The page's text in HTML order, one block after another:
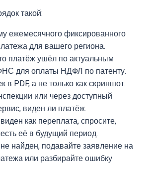
такой:
ежемесячного фиксированного
для вашего региона.
платёж ушёл по актуальным
для оплаты НДФЛ по патенту.
в PDF, а не только как скриншот.
или через доступный
виден ли платёж.
как переплата, спросите,
её в будущий период.
найден, подавайте заявление на
или разбирайте ошибку